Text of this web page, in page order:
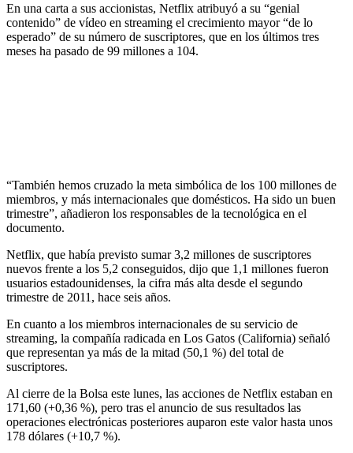
En una carta a sus accionistas, Netflix atribuyó a su “genial
contenido” de vídeo en streaming el crecimiento mayor “de lo
esperado” de su número de suscriptores, que en los últimos tres
meses ha pasado de 99 millones a 104.
“También hemos cruzado la meta simbólica de los 100 millones de
miembros, y más internacionales que domésticos. Ha sido un buen
trimestre”, añadieron los responsables de la tecnológica en el
documento.
Netflix, que había previsto sumar 3,2 millones de suscriptores
nuevos frente a los 5,2 conseguidos, dijo que 1,1 millones fueron
usuarios estadounidenses, la cifra más alta desde el segundo
trimestre de 2011, hace seis años.
En cuanto a los miembros internacionales de su servicio de
streaming, la compañía radicada en Los Gatos (California) señaló
que representan ya más de la mitad (50,1 %) del total de
suscriptores.
Al cierre de la Bolsa este lunes, las acciones de Netflix estaban en
171,60 (+0,36 %), pero tras el anuncio de sus resultados las
operaciones electrónicas posteriores auparon este valor hasta unos
178 dólares (+10,7 %).